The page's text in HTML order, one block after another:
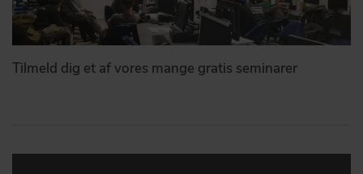
Tilmeld dig et af vores mange gratis seminarer